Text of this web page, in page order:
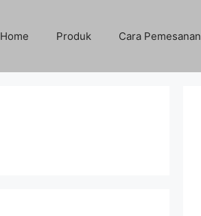
Home Produk Cara Pemesanan